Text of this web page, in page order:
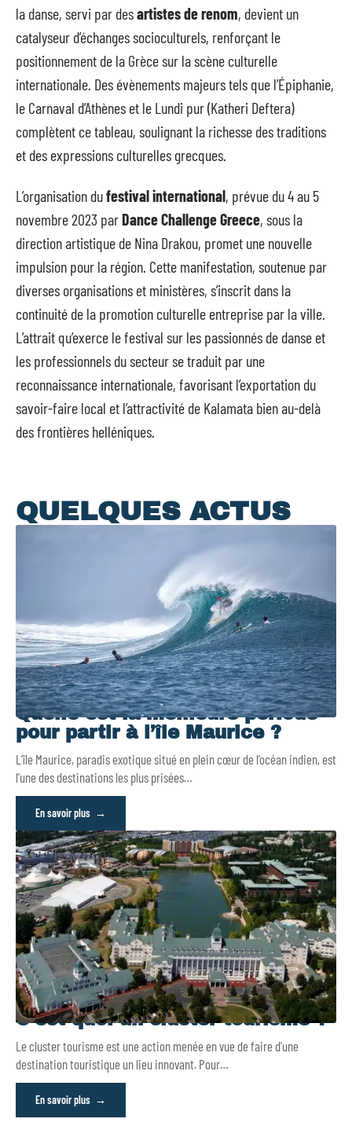
la danse, servi par desartistes de renom, devient un
catalyseur d’échanges socioculturels, renforçant le
positionnement de la Grèce sur la scène culturelle
internationale. Des évènements majeurs tels que l’Épiphanie,
le Carnaval d’Athènes et le Lundi pur (Katheri Deftera)
complètent ce tableau, soulignant la richesse des traditions
et des expressions culturelles grecques.
L’organisation dufestival international, prévue du 4 au 5
novembre 2023 parDance Challenge Greece, sous la
direction artistique de Nina Drakou, promet une nouvelle
impulsion pour la région. Cette manifestation, soutenue par
diverses organisations et ministères, s’inscrit dans la
continuité de la promotion culturelle entreprise par la ville.
L’attrait qu’exerce le festival sur les passionnés de danse et
les professionnels du secteur se traduit par une
reconnaissance internationale, favorisant l’exportation du
savoir-faire local et l’attractivité de Kalamata bien au-delà
des frontières helléniques.
QUELQUES ACTUS
Quelle est la meilleure période
pour partir à l’île Maurice ?
L’île Maurice, paradis exotique situé en plein cœur de l’océan indien, est
l’une des destinations les plus prisées…
En savoir plus
C’est quoi un cluster tourisme ?
Le cluster tourisme est une action menée en vue de faire d’une
destination touristique un lieu innovant. Pour…
En savoir plus